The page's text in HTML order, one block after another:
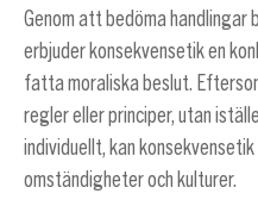
Genom att bedöma handlingar
erbjuder konsekvensetik en
fatta moraliska beslut.
regler eller principer, utan
individuellt, kan
omständigheter och kulturer.